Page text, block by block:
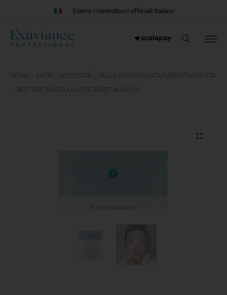
Siamo i rivenditori ufficiali italiani
HOME SHOP NECESSITÀ PELLE DANNEGGIATA/ISPESSITA/SPENTA
RESTORE BIOCELLULOSE SHEET MASQUE
🔍